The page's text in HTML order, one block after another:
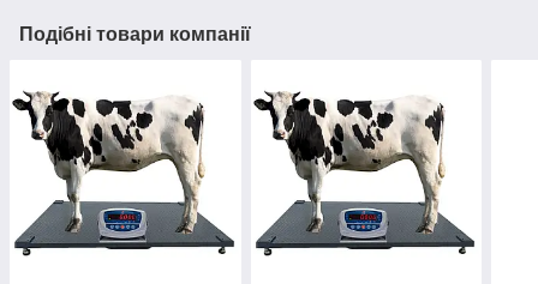
Подібні товари компанії